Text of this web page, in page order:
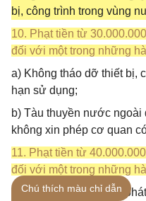
bị, công trình trong vùng
10. Phạt tiền từ
đối với một trong những
a) Không tháo dỡ thiết bị,
hạn sử dụng;
b) Tàu thuyền nước ngoài
không xin phép cơ quan
11. Phạt tiền từ
đối với một trong những
a) Sử dụng thiết bị thu
Chú thích màu chỉ dẫn